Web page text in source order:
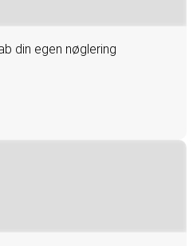
din egen nøglering